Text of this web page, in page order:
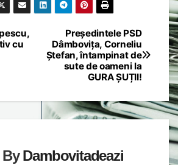
Președintele PSD
Dâmbovița, Corneliu
Ștefan, întampinat de
sute de oameni la
GURA ȘUȚII!
cu
ByDambovitadeazi